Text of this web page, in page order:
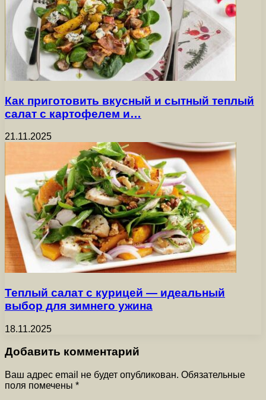
Как приготовить вкусный и сытный теплый
салат с картофелем и…
21.11.2025
Теплый салат с курицей — идеальный
выбор для зимнего ужина
18.11.2025
Добавить комментарий
Ваш адрес email не будет опубликован. Обязательные
поля помечены *